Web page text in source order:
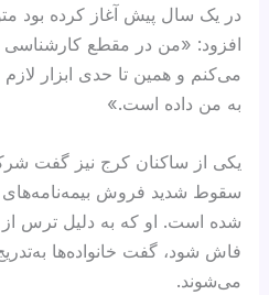
در یک سال پیش آغاز کرده بود
افزود: «من در مقطع
می‌کنم و همین تا حدی ابزار
به من داده است.»
یکی از ساکنان کرج نیز گفت
سقوط شدید فروش
شده است. او که به دلیل ترس از
فاش شود، گفت خانواده‌ها
می‌شوند.